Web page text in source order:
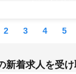
2 3 4 5
新着求人を受け